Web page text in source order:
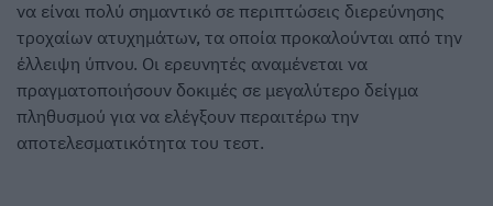
να είναι πολύ σημαντικό σε περιπτώσεις διερεύνησης
τροχαίων ατυχημάτων, τα οποία προκαλούνται από την
έλλειψη ύπνου. Οι ερευνητές αναμένεται να
πραγματοποιήσουν δοκιμές σε μεγαλύτερο δείγμα
πληθυσμού για να ελέγξουν περαιτέρω την
αποτελεσματικότητα του τεστ.